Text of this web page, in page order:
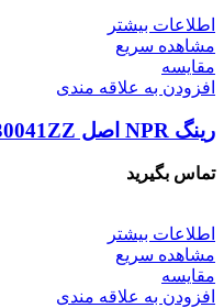
اطلاعات بیشتر
مشاهده سریع
مقایسه
افزودن به علاقه مندی
رینگ NPR اصل SWG30041ZZ
تماس بگیرید
اطلاعات بیشتر
مشاهده سریع
مقایسه
افزودن به علاقه مندی